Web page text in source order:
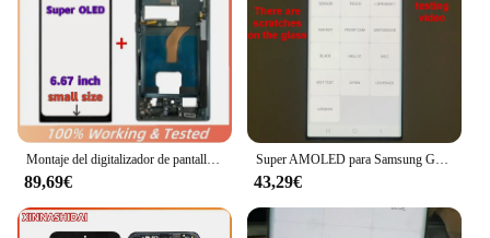
89,69€
Super AMOLED para Samsung Galaxy S22 Ultra LCD S908 S908B pantalla táctil digitalizador con pantalla de defectos prueba de 100%
43,29€